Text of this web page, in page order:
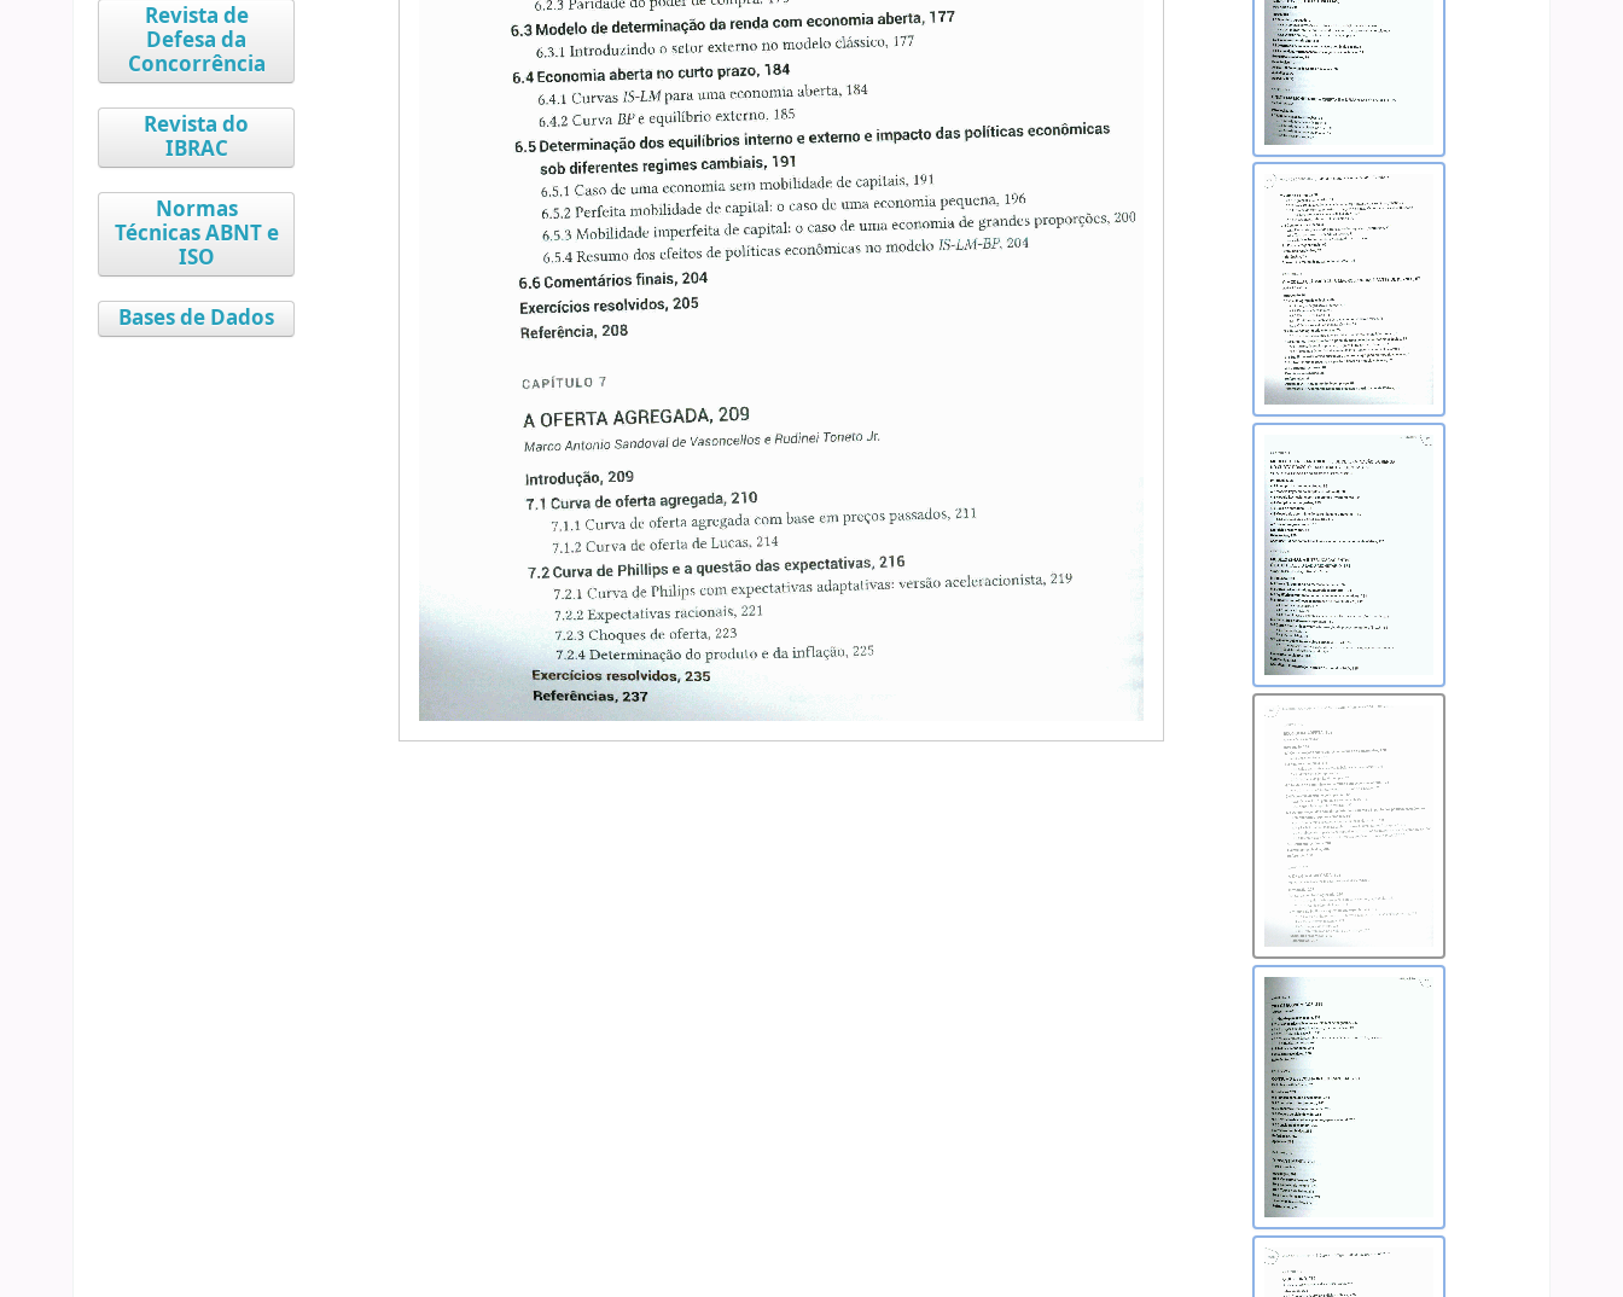
Revista de
Defesa da
Concorrência
Revista do
IBRAC
Normas
Técnicas ABNT e
ISO
Bases de Dados